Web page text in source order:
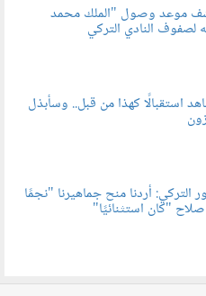
موعد وصول "الملك محمد
لصفوف النادي التركي
استقبالًا كهذا من قبل.. وسأبذل
أردنا منح جماهيرنا "نجمًا
"كان استثنائيًا"